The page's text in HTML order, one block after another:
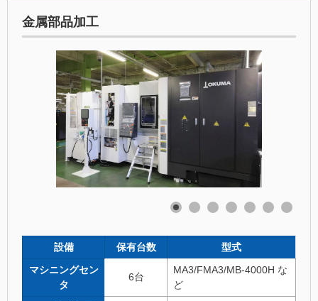
金属部品加工
設備 保有台数
型式
マシニングセン
タ
6台
MA3/FMA3/MB-4000H な
ど